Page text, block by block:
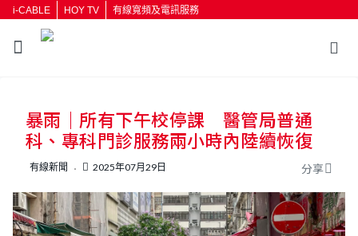
i-CABLE HOY TV 有線寬頻及電訊服務
暴雨｜所有下午校停課 醫管局普通
科、專科門診服務兩小時內陸續恢復
有線新聞 2025年07月29日 分享